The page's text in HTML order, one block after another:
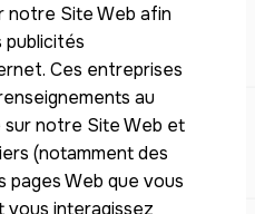
notre Site Web afin
publicités
Ces entreprises
au
notre Site Web et
(notamment des
pages Web que vous
interagissez